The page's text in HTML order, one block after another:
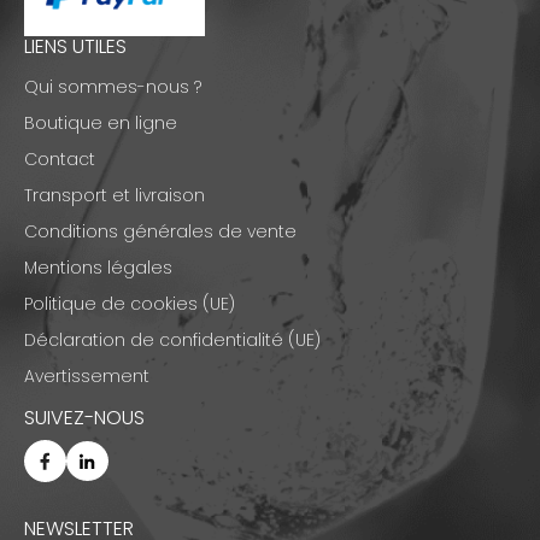
LIENS UTILES
Qui sommes-nous ?
Boutique en ligne
Contact
Transport et livraison
Conditions générales de vente
Mentions légales
Politique de cookies (UE)
Déclaration de confidentialité (UE)
Avertissement
SUIVEZ-NOUS
NEWSLETTER